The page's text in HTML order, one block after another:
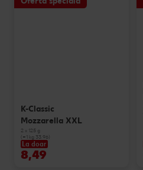
K-Classic
Mozzarella XXL
2 x 125 g
(=1 kg 33.96)
La doar
8,49